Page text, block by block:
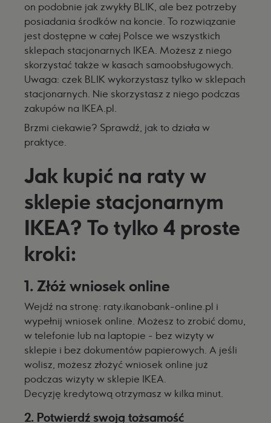
on podobnie jak zwykły BLIK, ale bez potrzeby
posiadania środków na koncie. To rozwiązanie
jest dostępne w całej Polsce we wszystkich
sklepach stacjonarnych IKEA. Możesz z niego
skorzystać także w kasach samoobsługowych.
Uwaga: czek BLIK wykorzystasz tylko w sklepach
stacjonarnych. Nie skorzystasz z niego podczas
zakupów na IKEA.pl.
Brzmi ciekawie? Sprawdź, jak to działa w
praktyce.
Jak kupić na raty w
sklepie stacjonarnym
IKEA? To tylko 4 proste
kroki:
1. Złóż wniosek online
Wejdź na stronę: raty.ikanobank-online.pl i
wypełnij wniosek online. Możesz to zrobić domu,
w telefonie lub na laptopie - bez wizyty w
sklepie i bez dokumentów papierowych. A jeśli
wolisz, możesz złożyć wniosek online już
podczas wizyty w sklepie IKEA.
Decyzję kredytową otrzymasz w kilka minut.
2. Potwierdź swoją tożsamość